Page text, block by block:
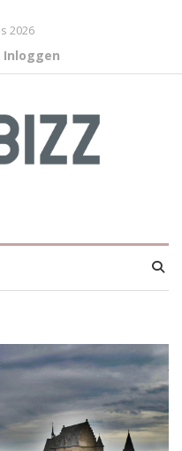
2026
Inloggen